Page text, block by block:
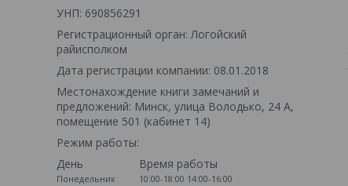
УНП: 690856291
Регистрационный орган: Логойский
райисполком
Дата регистрации компании: 08.01.2018
Местонахождение книги замечаний и
предложений: Минск, улица Володько, 24 А,
помещение 501 (кабинет 14)
Режим работы:
День
Время работы
Понедельник 10:00-18:00 14:00-16:00